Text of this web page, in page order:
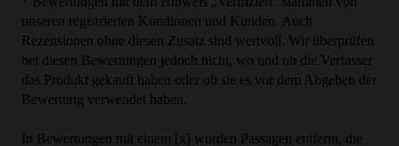
unseren registrierten Kundinnen und Kunden. Auch
Rezensionen ohne diesen Zusatz sind wertvoll. Wir überprüfen
bei diesen Bewertungen jedoch nicht, wo und ob die Verfasser
das Produkt gekauft haben oder ob sie es vor dem Abgeben der
Bewertung verwendet haben.
In Bewertungen mit einem [x] wurden Passagen entfernt, die